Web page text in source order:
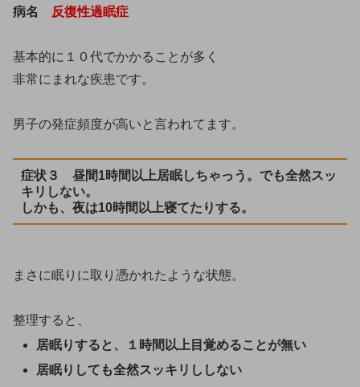
病名 反復性過眠症
基本的に１０代でかかることが多く
非常にまれな疾患です。
男子の発症頻度が高いと言われてます。
症状３ 昼間1時間以上居眠しちゃっう。でも全然スッ
キリしない。
しかも、夜は10時間以上寝てたりする。
まさに眠りに取り憑かれたような状態。
整理すると、
居眠りすると、１時間以上目覚めることが無い
居眠りしても全然スッキリししない